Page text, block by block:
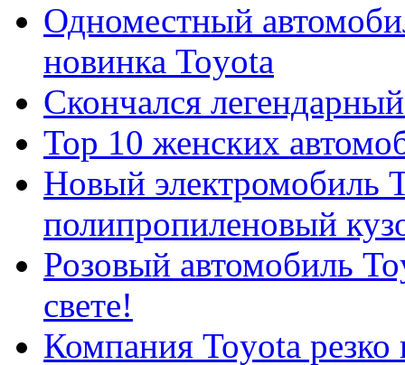
Одноместный
новинка Toyota
Скончался
Top 10 женских
Новый электромобиль
полипропиленовый
Розовый автомобиль
свете!
Компания Toyota